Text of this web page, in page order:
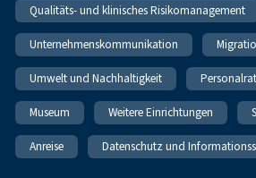
Qualitäts- und klinisches Risikomanagement
Unternehmenskommunikation
Umwelt und Nachhaltigkeit Personalrat
Museum Weitere Einrichtungen
Anreise Datenschutz und